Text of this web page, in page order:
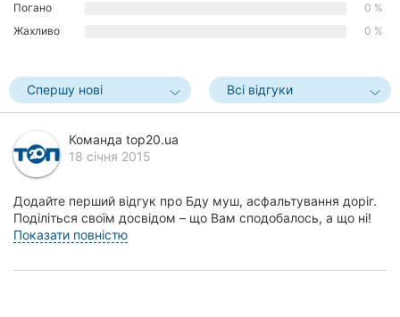
Кривий
Ріг
Херсон
Полтава
Чернігів
Черкаси
Погано
0 %
Жахливо
0 %
Спершу нові Всі відгуки
Команда top20.ua
18 січня 2015
Додайте перший відгук про Бду муш, асфальтування доріг.
Поділіться своїм досвідом – що Вам сподобалось, а що ні!
Це допоможе іншим жителям Вінниці зро...
Показати повністю